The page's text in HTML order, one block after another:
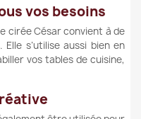
vos besoins
cirée César convient à de
s’utilise aussi bien en
vos tables de cuisine,